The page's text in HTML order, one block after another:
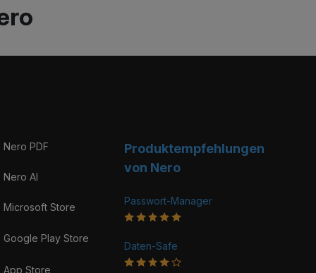
Nero PDF
Nero AI
Microsoft Store
Google Play Store
App Store
Produkt­­empfehlungen
von Nero
Passwort-Manager
Daten-Safe